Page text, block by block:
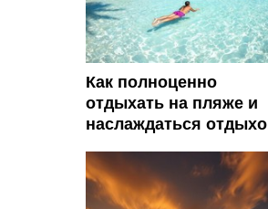
Как полноценно
отдыхать на пляже и
наслаждаться